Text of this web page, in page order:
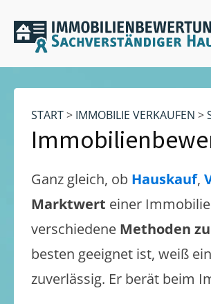
START> IMMOBILIE VERKAUFEN >
Ganz gleich, ob Hauskauf,
Marktwert einer
verschiedene Methoden
besten geeignet ist, weiß ein
zuverlässig. Er berät beim